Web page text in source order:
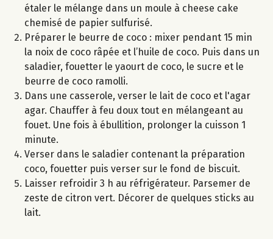
étaler le mélange dans un moule à cheese cake
chemisé de papier sulfurisé.
Préparer le beurre de coco : mixer pendant 15 min
la noix de coco râpée et l’huile de coco. Puis dans un
saladier, fouetter le yaourt de coco, le sucre et le
beurre de coco ramolli.
Dans une casserole, verser le lait de coco et l'agar
agar. Chauffer à feu doux tout en mélangeant au
fouet. Une fois à ébullition, prolonger la cuisson 1
minute.
Verser dans le saladier contenant la préparation
coco, fouetter puis verser sur le fond de biscuit.
Laisser refroidir 3 h au réfrigérateur. Parsemer de
zeste de citron vert. Décorer de quelques sticks au
lait.